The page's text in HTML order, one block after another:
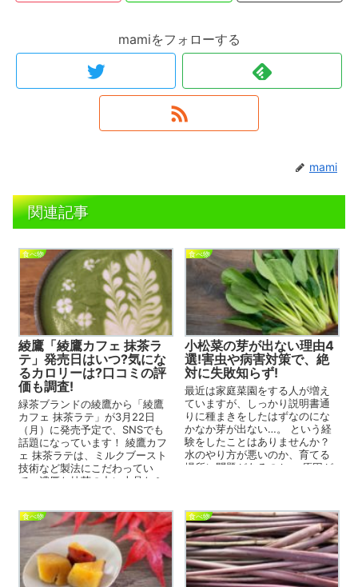
mamiをフォローする
mami
関連記事
食べ物
綾鷹「綾鷹カフェ 抹茶ラ
テ」発売日はいつ?気にな
るカロリーは?口コミの評
価も調査!
緑茶ブランドの綾鷹から「綾鷹
カフェ 抹茶ラテ」が3月22日
（月）に発売予定で、SNSでも
話題になっています！ 綾鷹カフ
ェ 抹茶ラテは、ミルクブースト
技術など製法にこだわってい
て、濃厚な抹茶の中に上品なミ
食べ物
小松菜の芽が出ない理由4
選!害虫や病害対策で、絶
対に失敗知らず!
最近は家庭菜園をする人が増え
ていますが、しっかり説明書通
りに種まきをしたはずなのにな
かなか芽が出ない…。 という経
験をしたことはありませんか？
水のやり方が悪いのか、育てる
場所に問題があるのか。 原因が
食べ物 食べ物